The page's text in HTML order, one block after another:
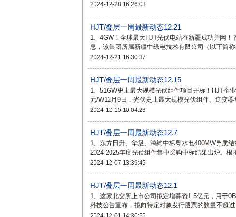
2024-12-28 16:26:03
HJT/叠层一周最新动态12.21
1、4GW！全球最大HJT光伏电站在新疆成功并网
息，该集团所属新疆中绿电技术有限公司（以下简
2024-12-21 16:30:37
HJT/叠层一周最新动态12.15
1、51GW史上最大规模光伏组件项目开标！HJT企
元/W12月9日，光伏史上最大规模光伏组件、逆变
2024-12-15 10:04:23
HJT/叠层一周最新动态12.7
1、东方日升、华晟、鸿钧中标粤水电400MW异质
2024-2025年度光伏组件集中采购中标结果出炉。根
2024-12-07 13:39:45
HJT/叠层一周最新动态12.1
1、这家北交所上市公司拟定增募资1.5亿元，用于
科技公告宣布，拟向特定对象发行股票的数量不超
2024-12-01 14:30:55